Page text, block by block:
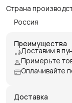
Страна
Россия
Преимущества
Доставим в
Примерьте
Оплачивайте
Доставка